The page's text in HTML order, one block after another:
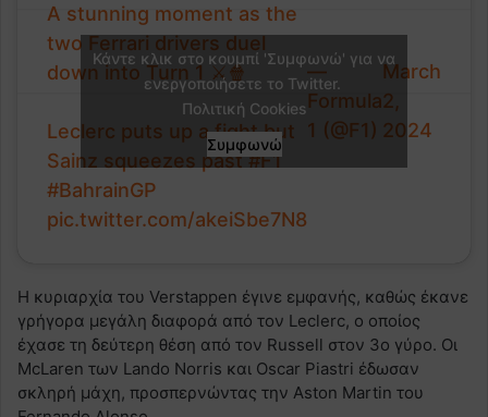
A stunning moment as the
two Ferrari drivers duel
down into Turn 1 ⚔️🍿
Leclerc puts up a fight but
Sainz squeezes past#F1
#BahrainGP
pic.twitter.com/akeiSbe7N8
—
Formula
1 (@F1)
March
2,
2024
Κάντε κλικ στο κουμπί 'Συμφωνώ' για να
ενεργοποιήσετε το Twitter.
Πολιτική Cookies
Συμφωνώ
Η κυριαρχία του Verstappen έγινε εμφανής, καθώς έκανε
γρήγορα μεγάλη διαφορά από τον Leclerc, ο οποίος
έχασε τη δεύτερη θέση από τον Russell στον 3ο γύρο. Οι
McLaren των Lando Norris και Oscar Piastri έδωσαν
σκληρή μάχη, προσπερνώντας την Aston Martin του